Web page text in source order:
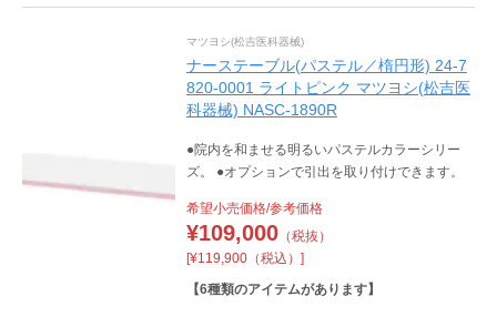
マツヨシ(松吉医科器械)
ナーステーブル(パステル／楕円形) 24-7
820-0001 ライトピンク マツヨシ(松吉医
科器械) NASC-1890R
●院内を和ませる明るいパステルカラーシリー
ズ。 ●オプションで引出を取り付けできます。
希望小売価格/参考価格
¥109,000（税抜）
[¥119,900（税込）]
【6種類のアイテムがあります】